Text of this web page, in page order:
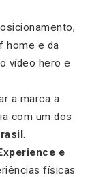
home e da
vídeo hero e
a marca a
com um dos
.
e
físicas